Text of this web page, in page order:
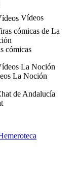
Vídeos
cómicas
La Noción